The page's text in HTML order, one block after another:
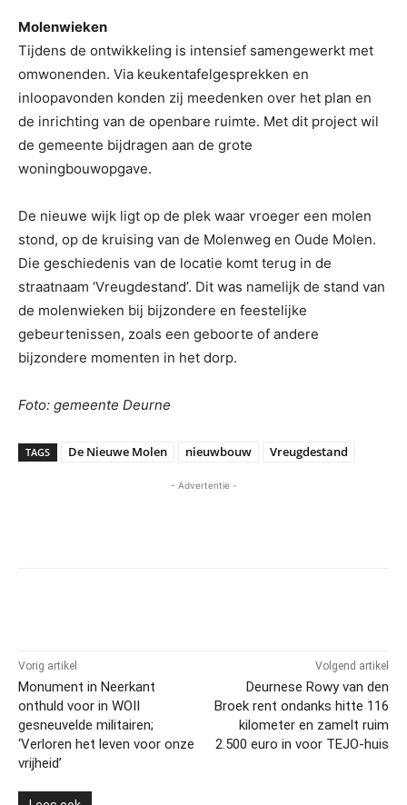
Molenwieken
Tijdens de ontwikkeling is intensief samengewerkt met
omwonenden. Via keukentafelgesprekken en
inloopavonden konden zij meedenken over het plan en
de inrichting van de openbare ruimte. Met dit project wil
de gemeente bijdragen aan de grote
woningbouwopgave.
De nieuwe wijk ligt op de plek waar vroeger een molen
stond, op de kruising van de Molenweg en Oude Molen.
Die geschiedenis van de locatie komt terug in de
straatnaam ‘Vreugdestand’. Dit was namelijk de stand van
de molenwieken bij bijzondere en feestelijke
gebeurtenissen, zoals een geboorte of andere
bijzondere momenten in het dorp.
Foto: gemeente Deurne
TAGS De Nieuwe Molen nieuwbouw Vreugdestand
- Advertentie -
Vorig artikel
Monument in Neerkant
onthuld voor in WOII
gesneuvelde militairen;
‘Verloren het leven voor onze
vrijheid’
Volgend artikel
Deurnese Rowy van den
Broek rent ondanks hitte 116
kilometer en zamelt ruim
2.500 euro in voor TEJO-huis